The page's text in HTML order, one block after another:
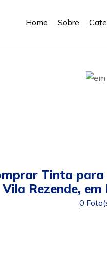
Home Sobre
Tinta
Vila Rezende, em
0